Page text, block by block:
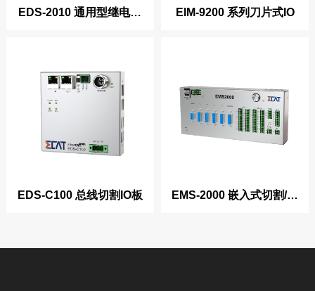
EDS-2010 通用型继电器
EIM-9200 系列刀片式IO
EDS-C100 总线切割IO板
EMS-2000 嵌入式切割/焊